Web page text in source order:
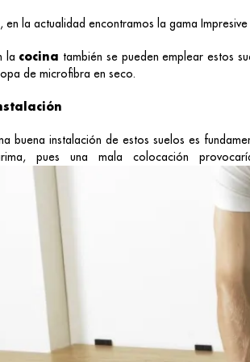
en la actualidad encontramos la gama
la cocina también se pueden emplear estos
de microfibra en seco.
buena instalación de estos suelos es
pues una mala colocación